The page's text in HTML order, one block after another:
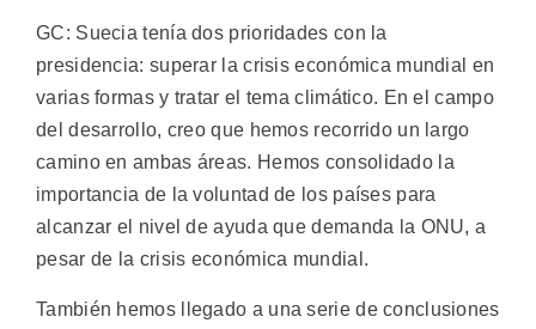
GC: Suecia tenía dos prioridades con la
presidencia: superar la crisis económica mundial en
varias formas y tratar el tema climático. En el campo
del desarrollo, creo que hemos recorrido un largo
camino en ambas áreas. Hemos consolidado la
importancia de la voluntad de los países para
alcanzar el nivel de ayuda que demanda la ONU, a
pesar de la crisis económica mundial.
También hemos llegado a una serie de conclusiones